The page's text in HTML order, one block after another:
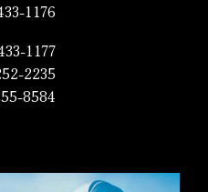
1176
1177
2235
8584